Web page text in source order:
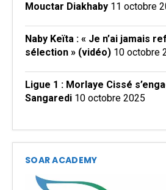
Mouctar Diakhaby 11 octobre
Naby Keïta : « Je n’ai jamais
sélection » (vidéo) 10 octobre
Ligue 1 : Morlaye Cissé
Sangaredi 10 octobre 2025
SOAR ACADEMY